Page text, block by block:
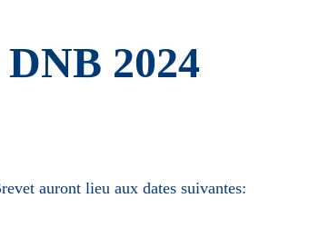
2024
auront lieu aux dates suivantes: